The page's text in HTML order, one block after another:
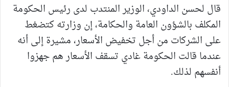
قال لحسن الداودي، الوزير المنتدب لدى رئيس الحكومة
المكلف بالشؤون العامة والحكامة، إن وزارته كتضغط
على الشركات من أجل تخفيض الأسعار، مشيرة إلى أنه
عندما قالت الحكومة غادي تسقف الأسعار هم جهزوا
أنفسهم لذلك.